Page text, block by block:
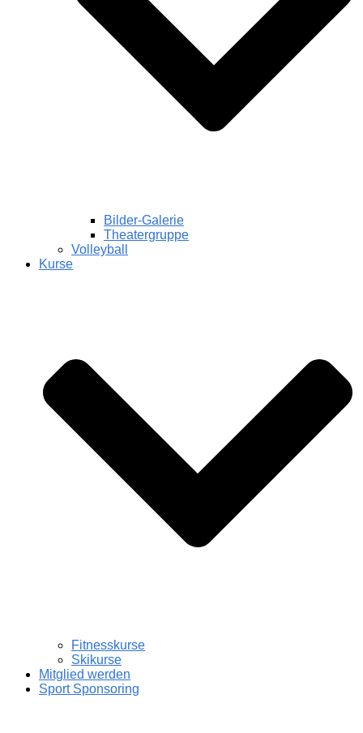
Bilder-Galerie
Theatergruppe
Volleyball
Kurse
Fitnesskurse
Skikurse
Mitglied werden
Sport Sponsoring